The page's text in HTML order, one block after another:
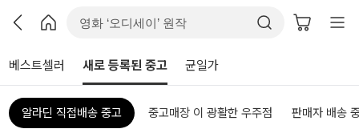
베스트셀러 새로 등록된 중고 균일가
알라딘 직접배송 중고 중고매장 이 광활한 우주점 판매자 배송